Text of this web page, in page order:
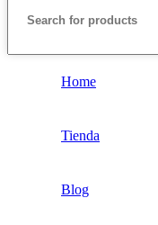
Home
Tienda
Blog